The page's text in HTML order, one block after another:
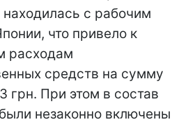
с рабочим
что привело к
расходам
средств на сумму
грн. При этом в состав
незаконно включены